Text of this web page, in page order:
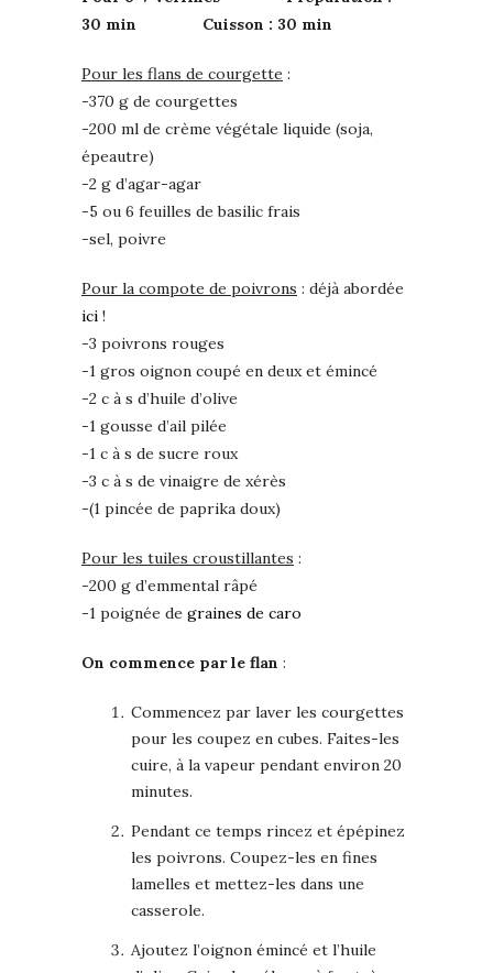
30 min Cuisson : 30 min
Pour les flans de courgette :
-370 g de courgettes
-200 ml de crème végétale liquide (soja,
épeautre)
-2 g d’agar-agar
-5 ou 6 feuilles de basilic frais
-sel, poivre
Pour la compote de poivrons : déjà abordée
ici !
-3 poivrons rouges
-1 gros oignon coupé en deux et émincé
-2 c à s d’huile d’olive
-1 gousse d’ail pilée
-1 c à s de sucre roux
-3 c à s de vinaigre de xérès
-(1 pincée de paprika doux)
Pour les tuiles croustillantes :
-200 g d’emmental râpé
-1 poignée de graines de caro
On commence par le flan :
Commencez par laver les courgettes
pour les coupez en cubes. Faites-les
cuire, à la vapeur pendant environ 20
minutes.
Pendant ce temps rincez et épépinez
les poivrons. Coupez-les en fines
lamelles et mettez-les dans une
casserole.
Ajoutez l’oignon émincé et l’huile